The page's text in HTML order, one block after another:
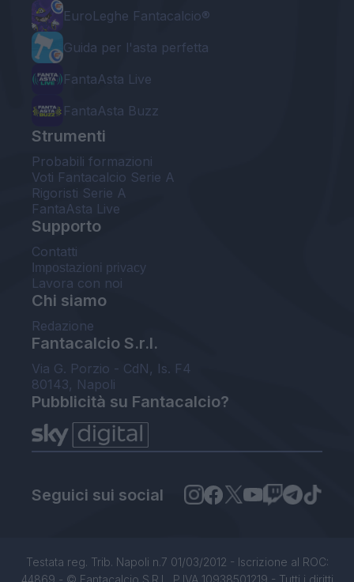
EuroLeghe Fantacalcio®
Guida per l'asta perfetta
FantaAsta Live
FantaAsta Buzz
Strumenti
Probabili formazioni
Voti Fantacalcio Serie A
Rigoristi Serie A
FantaAsta Live
Supporto
Contatti
Impostazioni privacy
Lavora con noi
Chi siamo
Redazione
Fantacalcio S.r.l.
Via G. Porzio - CdN, Is. F4
80143, Napoli
Pubblicità su Fantacalcio?
Seguici sui social
Testata reg. Trib. Napoli n.7 01/03/2012 - Iscrizione al ROC:
44869 - © Fantacalcio S.R.L. P.IVA 10938501219 - Tutti i diritti